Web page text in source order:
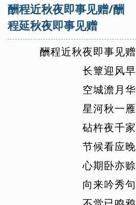
酬程近秋夜即事见赠/酬
程延秋夜即事见赠
酬程近秋夜即事见赠
长簟迎风早
空城澹月华
星河秋一雁
砧杵夜千家
节候看应晚
心期卧亦赊
向来吟秀句